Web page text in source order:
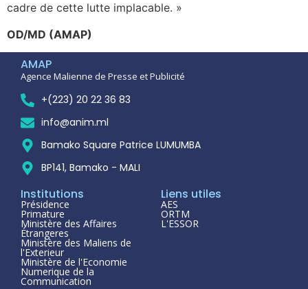
cadre de cette lutte implacable. »
OD/MD (AMAP)
AMAP
Agence Malienne de Presse et Publicité
+(223) 20 22 36 83
info@anim.ml
Bamako Square Patrice LUMUMBA
BP141, Bamako - MALI
Institutions
Présidence
Primature
Ministère des Affaires
Étrangeres
Ministère des Maliens de
l'Exterieur
Ministère de l'Economie
Numerique de la
Communication
Liens utiles
AES
ORTM
L'ESSOR